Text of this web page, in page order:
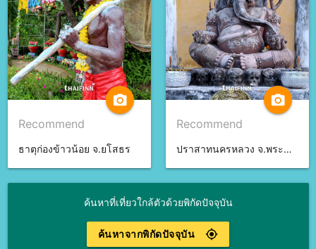
camera_alt
Recommend
ธาตุก่องข้าวน้อย จ.ยโสธร
camera_alt
Recommend
ปราสาทนครหลวง จ.พระนครศรีอยุธยา
ค้นหาที่เที่ยวใกล้ตัวด้วยพิกัดปัจจุบัน
gps_fixed
ค้นหาจากพิกัดปัจจุบัน